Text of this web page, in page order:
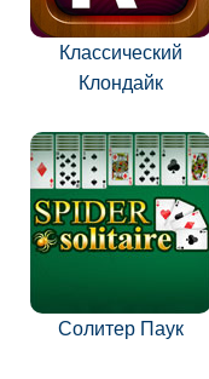
Классический
Клондайк
Солитер Паук